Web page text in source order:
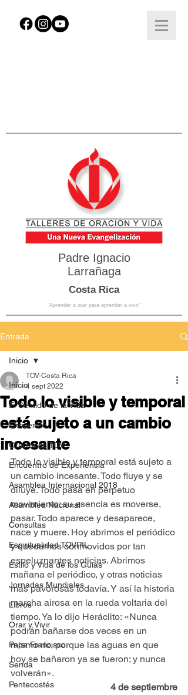
Padre Ignacio
Larrañaga
Costa Rica
“Aprender a orar para aprender a vivir”
Entrada
Inicio
El Sentido de la Vida
Encuentro
Oraciones TOV
Encuentro de Experiencia
Asamblea Internacional 2018
Asamblea Nacional
Consultas
Espiritualidad TOVPIL
Estilo y Vida de los Guías
Jornadas Mundiales
Libros
Orar y Vivir
Papa Francisco
Senda
Pentecostés
Inicio
Todo lo visible y temporal
está sujeto a un cambio
incesante
TOV-Costa Rica
4 sept 2022
Todo lo visible y temporal está sujeto a
un cambio incesante. Todo fluye y se
diluye. Todo pasa en perpetuo
movimiento; su esencia es moverse,
pasar. Todo aparece y desaparece,
nace y muere. Hoy abrimos el periódico
y quedamos conmovidos por tan
espeluznantes noticias. Abrimos
mañana el periódico, y otras noticias
más pavorosas todavía. Y así la historia
marcha airosa en la rueda voltaria del
tiempo. Ya lo dijo Heráclito: «Nunca
podrán bañarse dos veces en un
mismo río, porque las aguas en que
hoy se bañaron ya se fueron; y nunca
volverán».
4 de septiembre